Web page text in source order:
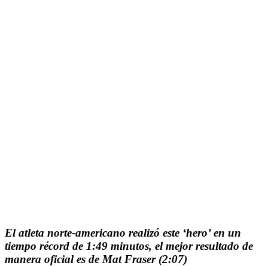
El atleta norte-americano realizó este ‘hero’ en un
tiempo récord de 1:49 minutos, el mejor resultado de
manera oficial es de Mat Fraser (2:07)